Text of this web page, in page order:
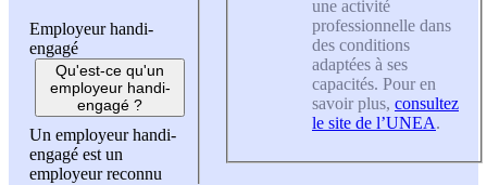
Employeur handi-
engagé
Qu'est-ce qu'un
employeur handi-
engagé ?
Un employeur handi-
engagé est un
employeur reconnu
une activité
professionnelle dans
des conditions
adaptées à ses
capacités. Pour en
savoir plus, consultez
le site de l’UNEA.